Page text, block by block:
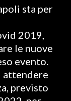
sta per
2019,
le nuove
evento.
attendere
previsto